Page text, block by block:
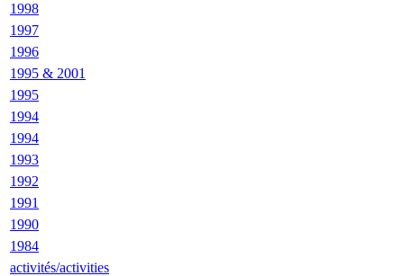
1998
1997
1996
1995 & 2001
1995
1994
1994
1993
1992
1991
1990
1984
activités/activities